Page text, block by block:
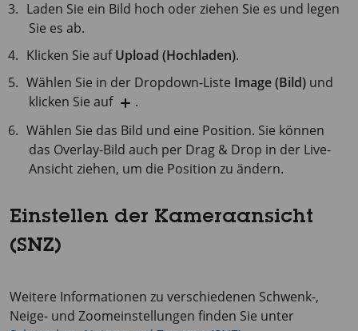
Laden Sie ein Bild hoch oder ziehen Sie es und legen
Sie es ab.
Klicken Sie aufUpload (Hochladen).
Wählen Sie in der Dropdown-Liste Image (Bild) und
klicken Sie auf
.
Wählen Sie das Bild und eine Position. Sie können
das Overlay-Bild auch per Drag & Drop in der Live-
Ansicht ziehen, um die Position zu ändern.
Einstellen der Kameraansicht
(SNZ)
Weitere Informationen zu verschiedenen Schwenk-,
Neige- und Zoomeinstellungen finden Sie unter